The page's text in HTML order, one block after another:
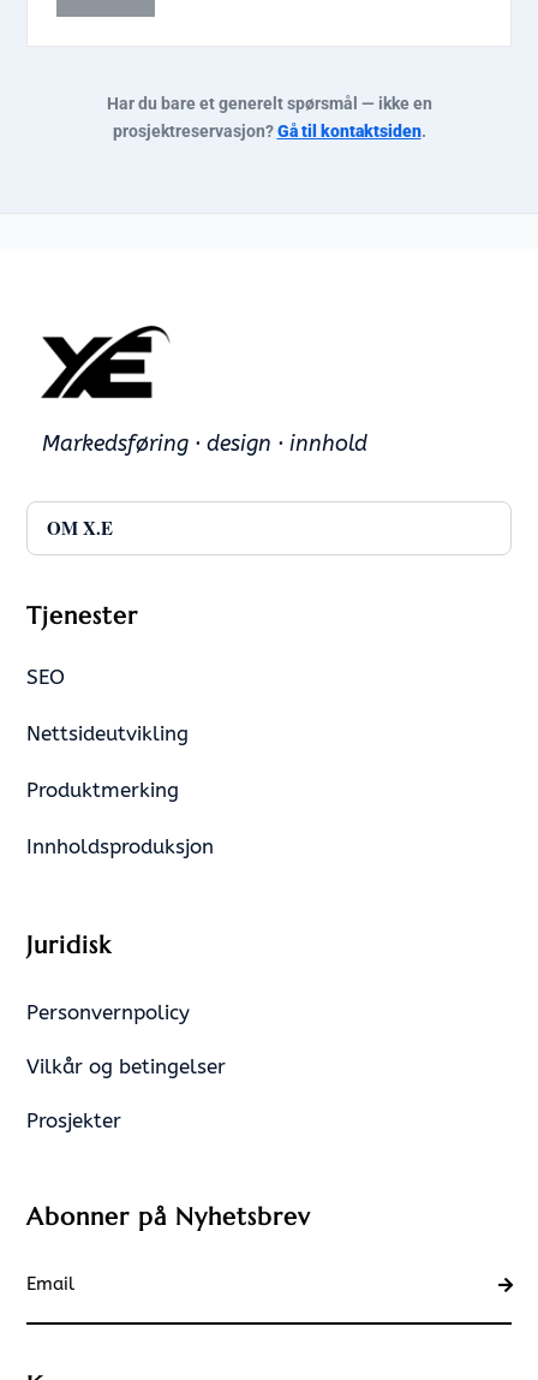
Har du bare et generelt spørsmål — ikke en
prosjektreservasjon?Gå til kontaktsiden.
Markedsføring · design · innhold
OM X.E
Tjenester
SEO
Nettsideutvikling
Produktmerking
Innholdsproduksjon
Juridisk
Personvernpolicy
Vilkår og betingelser
Prosjekter
Abonner på Nyhetsbrev